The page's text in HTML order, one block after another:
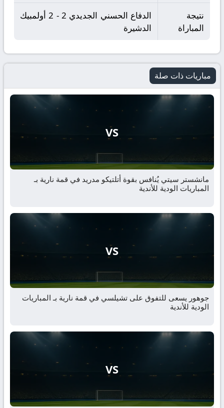
نتيجة
المباراة
الدفاع الحسني الجديدي 2 - 2 أولمبيك
الدشيرة
مباريات ذات صلة
VS
مانشستر سيتي يُنافس بقوة أتلتيكو مدريد في قمة نارية بـ
المباريات الودية للأندية
VS
جوهور يسعى للتفوق على تشيلسي في قمة نارية بـ المباريات
الودية للأندية
VS